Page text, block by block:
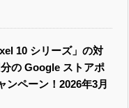
10 シリーズ」の対
の Google ストアポ
ンペーン！2026年3月